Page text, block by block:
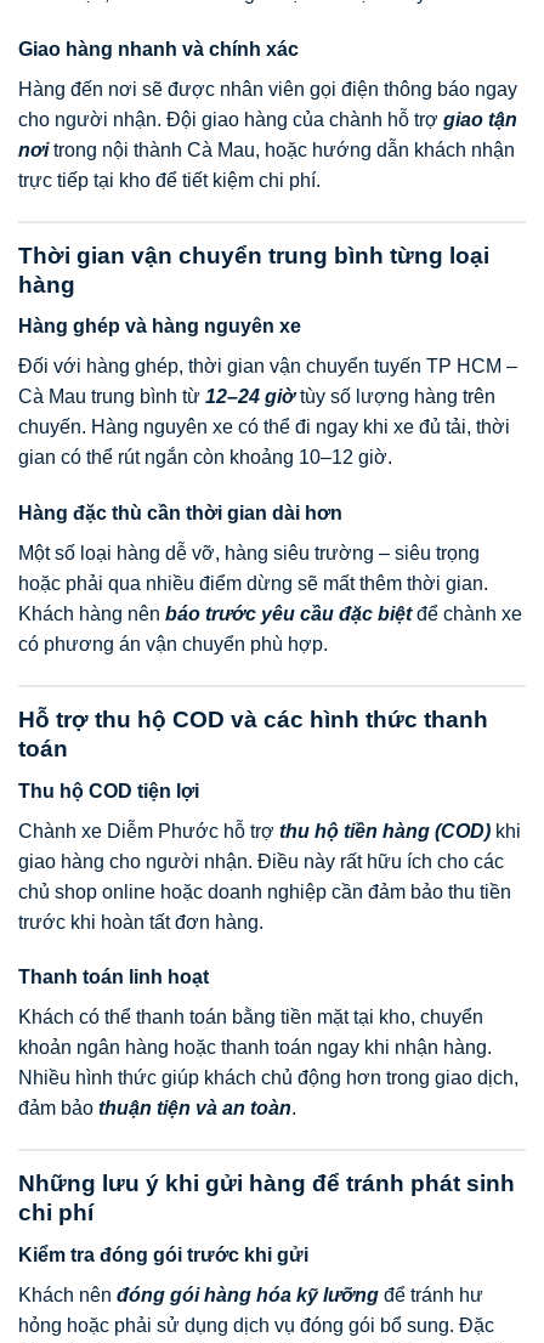
Giao hàng nhanh và chính xác
Hàng đến nơi sẽ được nhân viên gọi điện thông báo ngay
cho người nhận. Đội giao hàng của chành hỗ trợ giao tận
nơitrong nội thành Cà Mau, hoặc hướng dẫn khách nhận
trực tiếp tại kho để tiết kiệm chi phí.
Thời gian vận chuyển trung bình từng loại
hàng
Hàng ghép và hàng nguyên xe
Đối với hàng ghép, thời gian vận chuyển tuyến TP HCM –
Cà Mau trung bình từ 12–24 giờtùy số lượng hàng trên
chuyến. Hàng nguyên xe có thể đi ngay khi xe đủ tải, thời
gian có thể rút ngắn còn khoảng 10–12 giờ.
Hàng đặc thù cần thời gian dài hơn
Một số loại hàng dễ vỡ, hàng siêu trường – siêu trọng
hoặc phải qua nhiều điểm dừng sẽ mất thêm thời gian.
Khách hàng nên báo trước yêu cầu đặc biệtđể chành xe
có phương án vận chuyển phù hợp.
Hỗ trợ thu hộ COD và các hình thức thanh
toán
Thu hộ COD tiện lợi
Chành xe Diễm Phước hỗ trợ thu hộ tiền hàng (COD) khi
giao hàng cho người nhận. Điều này rất hữu ích cho các
chủ shop online hoặc doanh nghiệp cần đảm bảo thu tiền
trước khi hoàn tất đơn hàng.
Thanh toán linh hoạt
Khách có thể thanh toán bằng tiền mặt tại kho, chuyển
khoản ngân hàng hoặc thanh toán ngay khi nhận hàng.
Nhiều hình thức giúp khách chủ động hơn trong giao dịch,
đảm bảo thuận tiện và an toàn.
Những lưu ý khi gửi hàng để tránh phát sinh
chi phí
Kiểm tra đóng gói trước khi gửi
Khách nên đóng gói hàng hóa kỹ lưỡng để tránh hư
hỏng hoặc phải sử dụng dịch vụ đóng gói bổ sung. Đặc